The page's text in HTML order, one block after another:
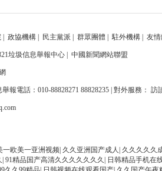
政協機構 民主黨派 群眾團體 |駐外機構 友
垃圾信息舉報中心| 中國新聞網站聯盟
報電話：010-88828271 88828235 | 對外服務：
一欧美一亚洲视频 久久亚洲国产成人 久久久久久
91精品国产高清久久久久久久久 日韩精品手机在